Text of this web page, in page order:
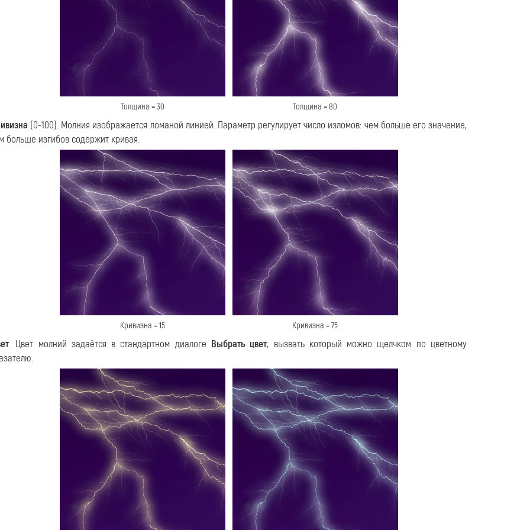
Толщина = 30 Толщина = 80
(0-100). Молния изображается ломаной линией. Параметр регулирует число изломов: чем больше его значение,
больше изгибов содержит кривая.
Кривизна = 15 Кривизна = 75
. Цвет молний задаётся в стандартном диалоге Выбрать цвет, вызвать который можно щелчком по цветному